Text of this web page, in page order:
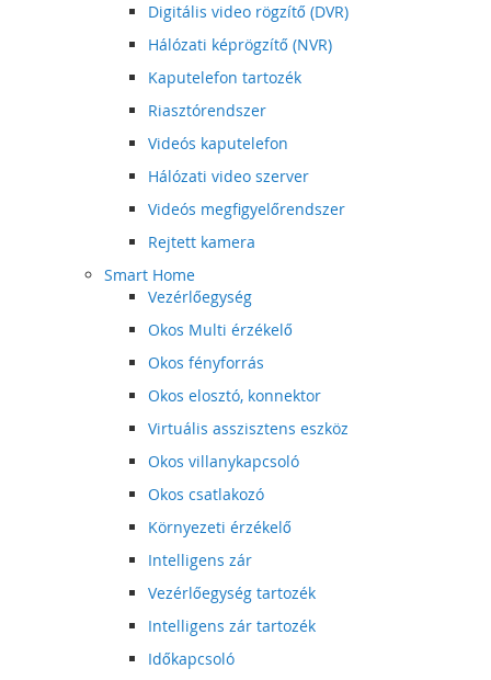
Digitális video rögzítő (DVR)
Hálózati képrögzítő (NVR)
Kaputelefon tartozék
Riasztórendszer
Videós kaputelefon
Hálózati video szerver
Videós megfigyelőrendszer
Rejtett kamera
Smart Home
Vezérlőegység
Okos Multi érzékelő
Okos fényforrás
Okos elosztó, konnektor
Virtuális asszisztens eszköz
Okos villanykapcsoló
Okos csatlakozó
Környezeti érzékelő
Intelligens zár
Vezérlőegység tartozék
Intelligens zár tartozék
Időkapcsoló